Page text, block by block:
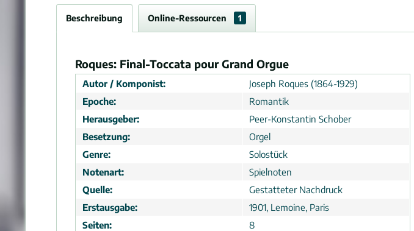
Beschreibung Online-Ressourcen 1
Roques: Final-Toccata pour Grand Orgue
Autor / Komponist:
Joseph Roques (1864-1929)
Epoche:
Romantik
Herausgeber:
Peer-Konstantin Schober
Besetzung:
Orgel
Genre:
Solostück
Notenart:
Spielnoten
Quelle:
Gestatteter Nachdruck
Erstausgabe:
1901, Lemoine, Paris
Seiten:
8